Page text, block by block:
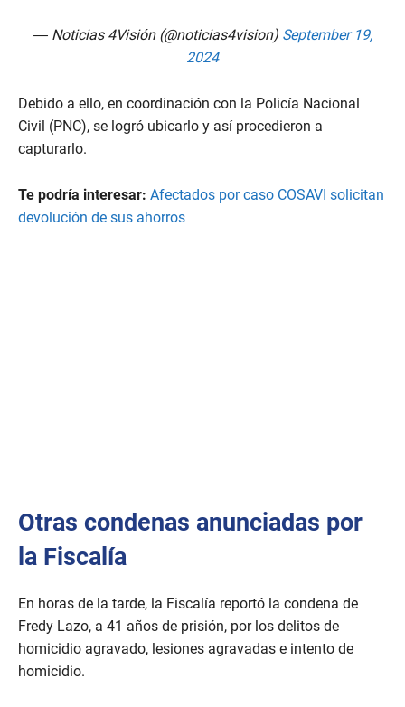
— Noticias 4Visión (@noticias4vision) September 19,
2024
Debido a ello, en coordinación con la Policía Nacional
Civil (PNC), se logró ubicarlo y así procedieron a
capturarlo.
Te podría interesar: Afectados por caso COSAVI solicitan
devolución de sus ahorros
Otras condenas anunciadas por
la Fiscalía
En horas de la tarde, la Fiscalía reportó la condena de
Fredy Lazo, a 41 años de prisión, por los delitos de
homicidio agravado, lesiones agravadas e intento de
homicidio.